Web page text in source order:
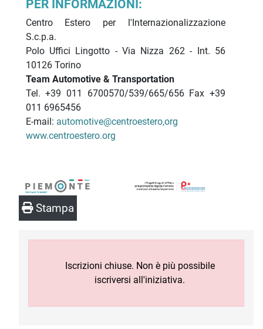
PER INFORMAZIONI:
Centro Estero per l'Internazionalizzazione
S.c.p.a.
Polo Uffici Lingotto - Via Nizza 262 - Int. 56
10126 Torino
Team Automotive & Transportation
Tel. +39 011 6700570/539/665/656 Fax +39
011 6965456
E-mail: automotive@centroestero,org
www.centroestero.org
Stampa
Iscrizioni chiuse. Non è più possibile
iscriversi all'iniziativa.